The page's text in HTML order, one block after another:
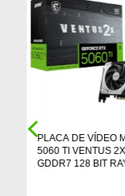
PLACA DE VÍDEO
5060 TI VENTUS
GDDR7 128 BIT